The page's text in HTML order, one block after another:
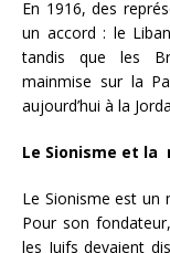
En 1916, des
un accord : le
tandis que les
mainmise sur la
aujourd’hui à la
Le Sionisme et la
Le Sionisme est un
Pour son
les Juifs devaient